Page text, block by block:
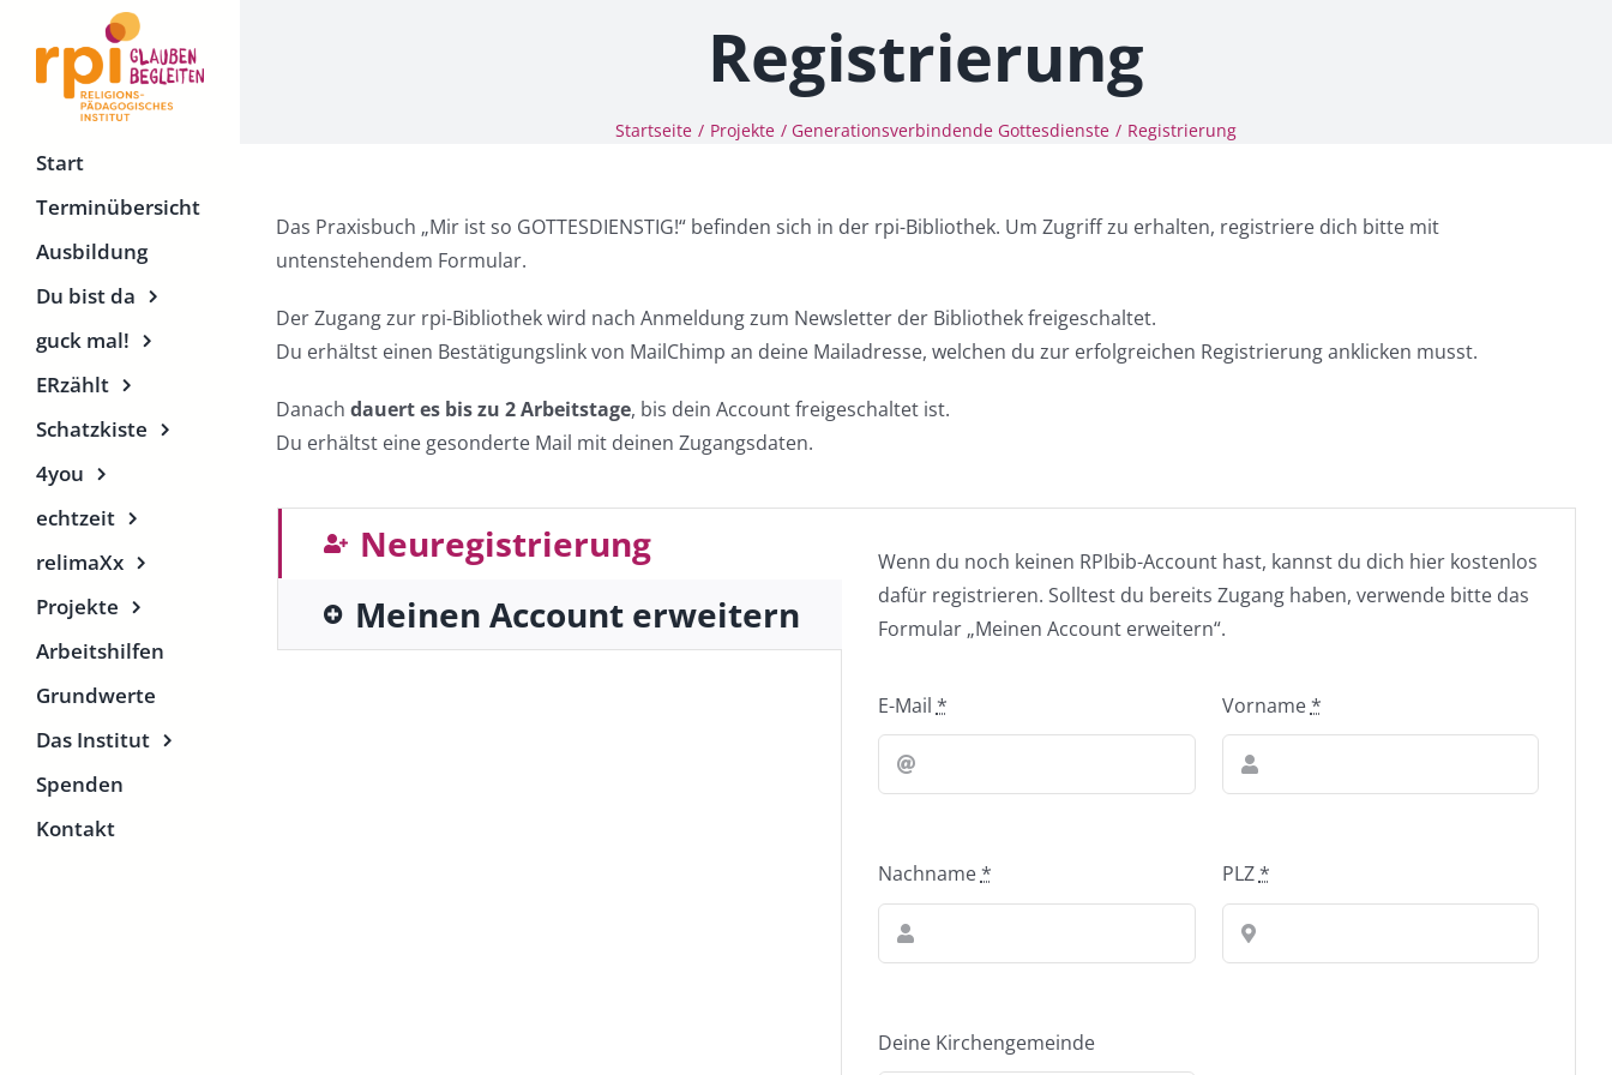
Inhalt
springen
Start
Terminübersicht
Ausbildung
Du bist da
guck mal!
ERzählt
Schatzkiste
4you
echtzeit
relimaXx
Projekte
Arbeitshilfen
Grundwerte
Das Institut
Spenden
Kontakt
Registrierung
Startseite Projekte Generationsverbindende Gottesdienste Registrierung
Das Praxisbuch „Mir ist so GOTTESDIENSTIG!“ befinden sich in der rpi-Bibliothek. Um Zugriff zu erhalten, registriere dich bitte mit
untenstehendem Formular.
Der Zugang zur rpi-Bibliothek wird nach Anmeldung zum Newsletter der Bibliothek freigeschaltet.
Du erhältst einen Bestätigungslink von MailChimp an deine Mailadresse, welchen du zur erfolgreichen Registrierung anklicken musst.
Danach dauert es bis zu 2 Arbeitstage, bis dein Account freigeschaltet ist.
Du erhältst eine gesonderte Mail mit deinen Zugangsdaten.
Neuregistrierung
Meinen Account erweitern
Wenn du noch keinen RPIbib-Account hast, kannst du dich hier kostenlos
dafür registrieren. Solltest du bereits Zugang haben, verwende bitte das
Formular „Meinen Account erweitern“.
E-Mail * Vorname*
Nachname* PLZ*
Deine Kirchengemeinde